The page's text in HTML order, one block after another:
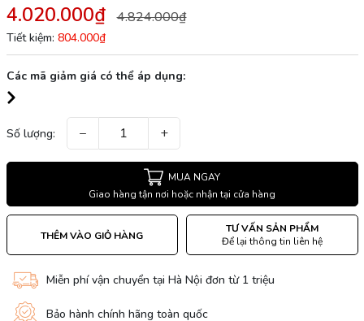
4.020.000₫ 4.824.000₫
Tiết kiệm: 804.000₫
Các mã giảm giá có thể áp dụng:
Số lượng: − +
MUA NGAY
Giao hàng tận nơi hoặc nhận tại cửa hàng
THÊM VÀO GIỎ HÀNG
TƯ VẤN SẢN PHẨM
Để lại thông tin liên hệ
Miễn phí vận chuyển tại Hà Nội đơn từ 1 triệu
Bảo hành chính hãng toàn quốc